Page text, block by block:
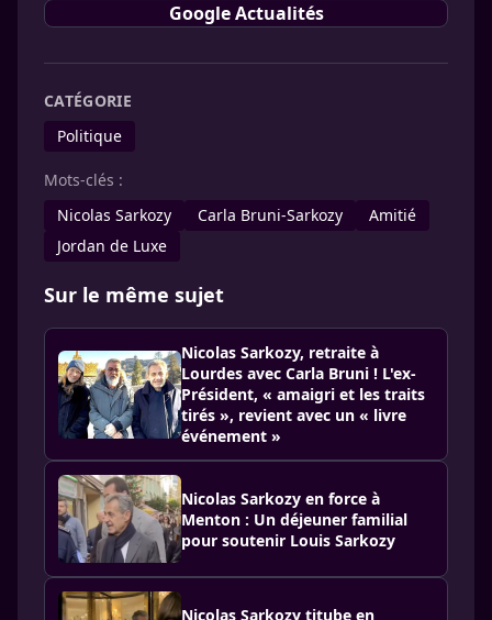
Google Actualités
CATÉGORIE
Politique
Mots-clés :
Nicolas Sarkozy
Carla Bruni-Sarkozy
Amitié
Jordan de Luxe
Sur le même sujet
Nicolas Sarkozy, retraite à
Lourdes avec Carla Bruni ! L'ex-
Président, « amaigri et les traits
tirés », revient avec un « livre
événement »
Nicolas Sarkozy en force à
Menton : Un déjeuner familial
pour soutenir Louis Sarkozy
Nicolas Sarkozy titube en